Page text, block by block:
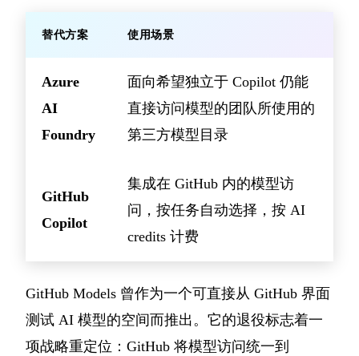
替代方案 使用场景
Azure
AI
Foundry
面向希望独立于 Copilot 仍能
直接访问模型的团队所使用的
第三方模型目录
GitHub
Copilot
集成在 GitHub 内的模型访
问，按任务自动选择，按 AI
credits 计费
GitHub Models 曾作为一个可直接从 GitHub 界面
测试 AI 模型的空间而推出。它的退役标志着一
项战略重定位：GitHub 将模型访问统一到